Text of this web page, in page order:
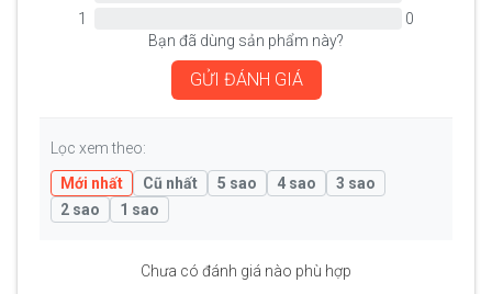
1
0
Bạn đã dùng sản phẩm này?
GỬI ĐÁNH GIÁ
Lọc xem theo:
Mới nhất
Cũ nhất 5 sao 4 sao
3 sao
2 sao
1 sao
Chưa có đánh giá nào phù hợp